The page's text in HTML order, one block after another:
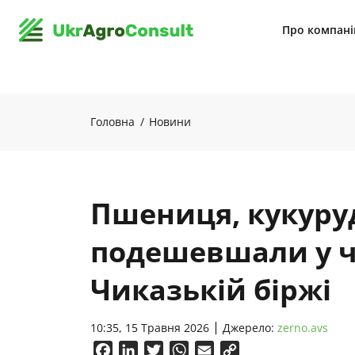
Про
Головна Новини
Пшениця,
подешевшали у
Чиказькій біржі
10:35, 15 Травня 2026 Джерело: zerno.avs
FacebookLinkedInTwitterWhatsApp
Email